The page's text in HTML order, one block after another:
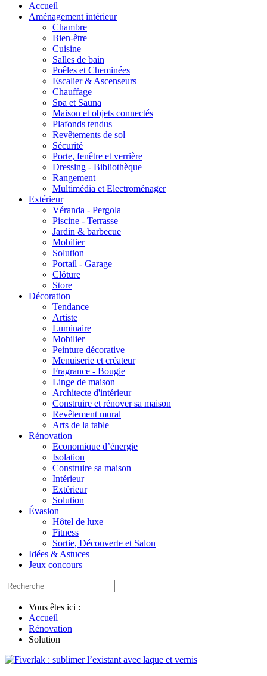
Accueil
Aménagement intérieur
Chambre
Bien-être
Cuisine
Salles de bain
Poêles et Cheminées
Escalier & Ascenseurs
Chauffage
Spa et Sauna
Maison et objets connectés
Plafonds tendus
Revêtements de sol
Sécurité
Porte, fenêtre et verrière
Dressing - Bibliothèque
Rangement
Multimédia et Electroménager
Extérieur
Véranda - Pergola
Piscine - Terrasse
Jardin & barbecue
Mobilier
Solution
Portail - Garage
Clôture
Store
Décoration
Tendance
Artiste
Luminaire
Mobilier
Peinture décorative
Menuiserie et créateur
Fragrance - Bougie
Linge de maison
Architecte d'intérieur
Construire et rénover sa maison
Revêtement mural
Arts de la table
Rénovation
Economique d’énergie
Isolation
Construire sa maison
Intérieur
Extérieur
Solution
Évasion
Hôtel de luxe
Fitness
Sortie, Découverte et Salon
Idées & Astuces
Jeux concours
Vous êtes ici :
Accueil
Rénovation
Solution